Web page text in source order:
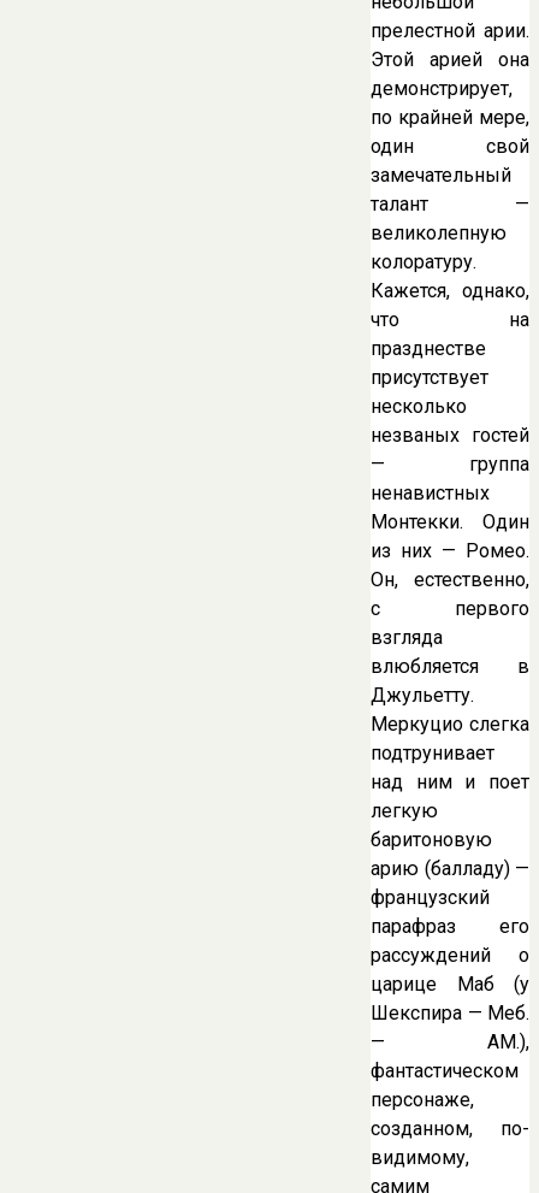
прелестной арии.
Этой арией она
демонстрирует,
по крайней мере,
один свой
замечательный
талант —
великолепную
колоратуру.
Кажется, однако,
что на
празднестве
присутствует
несколько
незваных гостей
— группа
ненавистных
Монтекки. Один
из них — Ромео.
Он, естественно,
с первого
взгляда
влюбляется в
Джульетту.
Меркуцио слегка
подтрунивает
над ним и поет
легкую
баритоновую
арию (балладу) —
французский
парафраз его
рассуждений о
царице Маб (у
Шекспира — Меб.
— AM.),
фантастическом
персонаже,
созданном, по-
видимому,
самим